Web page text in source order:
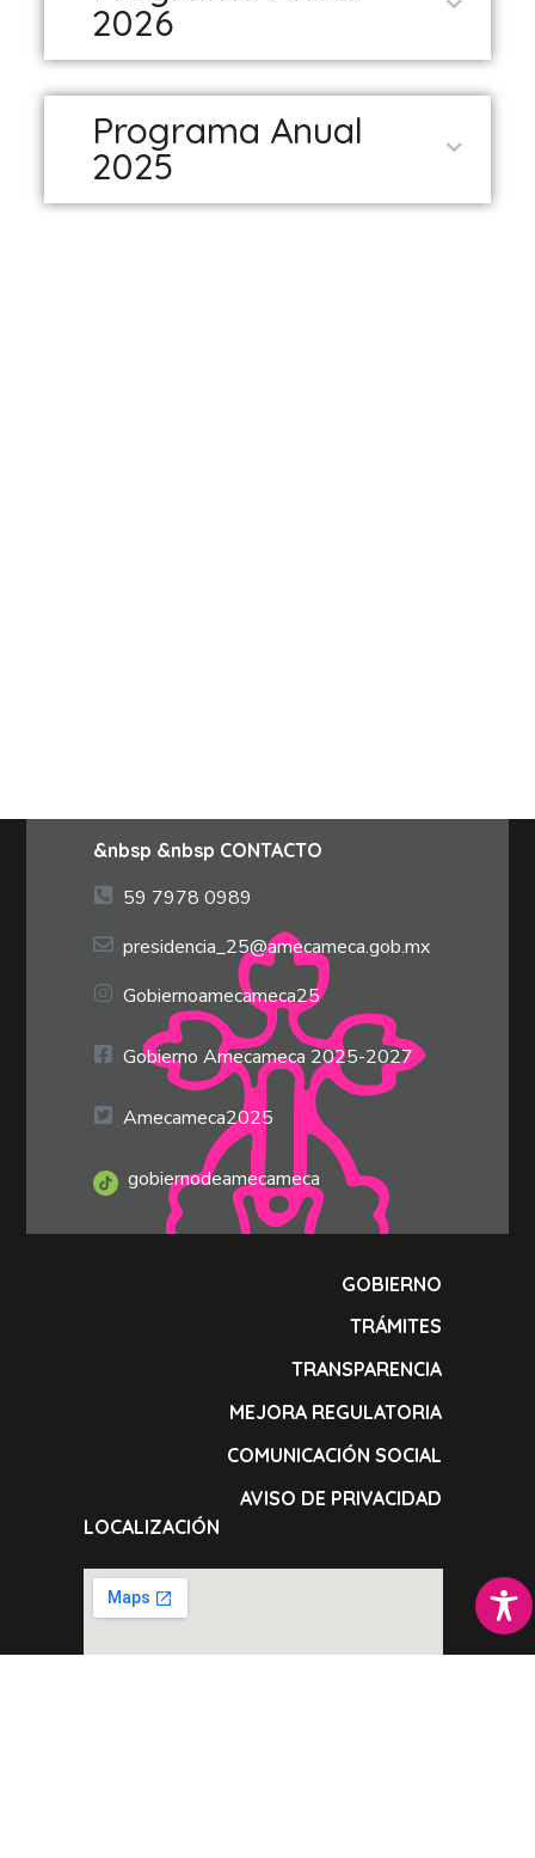
2026
Programa Anual
2025
&nbsp &nbsp CONTACTO
59 7978 0989
presidencia_25@amecameca.gob.mx
Gobiernoamecameca25
Gobierno Amecameca 2025-2027
Amecameca2025
gobiernodeamecameca
GOBIERNO
TRÁMITES
TRANSPARENCIA
MEJORA REGULATORIA
COMUNICACIÓN SOCIAL
AVISO DE PRIVACIDAD
LOCALIZACIÓN